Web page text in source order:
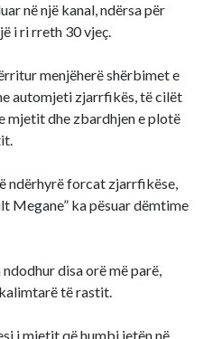
në një kanal, ndërsa për
i ri rreth 30 vjeç.
menjëherë shërbimet e
automjeti zjarrfikës, të cilët
mjetit dhe zbardhjen e plotë
ndërhyrë forcat zjarrfikëse,
Megane” ka pësuar dëmtime
disa orë më parë,
të rastit.
i mjetit që humbi jetën në